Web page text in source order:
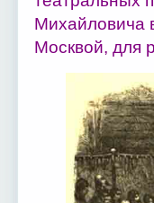
Михайловича
Москвой, для